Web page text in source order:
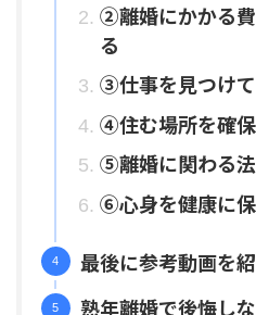
②離婚にかかる
る
③仕事を見つけて
④住む場所を確
⑤離婚に関わる
⑥心身を健康に保
最後に参考動画を
熟年離婚で後悔し